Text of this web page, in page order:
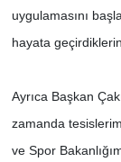
uygulamasını
hayata
Ayrıca Başkan
zamanda
ve Spor